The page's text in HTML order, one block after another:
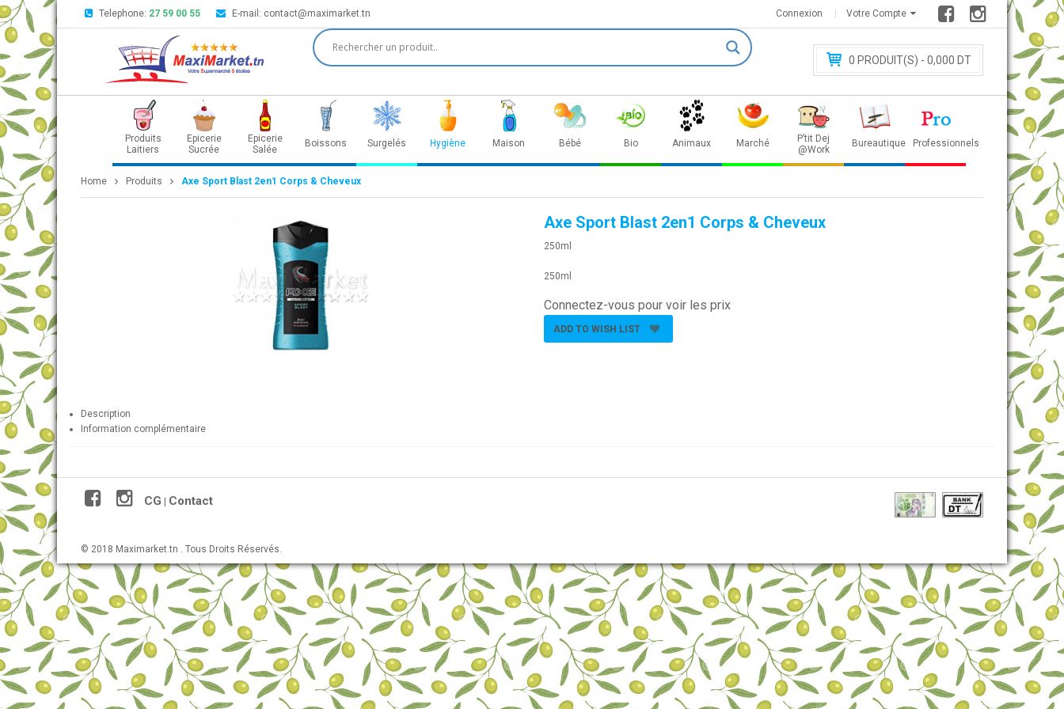
Telephone: 27 59 00 55 E-mail: contact@maximarket.tn Votre Compte
Connexion
0 PRODUIT(S) - 0,000 DT
Produits
Laitiers
Epicerie
Sucrée
Epicerie
Salée
Boissons Surgelés Hygiène Maison Bébé Bio Animaux Marché
P’tit Dej
@Work
Bureautique Professionnels
Home Produits Axe Sport Blast 2en1 Corps & Cheveux
Axe Sport Blast 2en1 Corps & Cheveux
250ml
250ml
Connectez-vous pour voir les prix
ADD TO WISH LIST
Description
Information complémentaire
CG Contact
© 2018 Maximarket.tn . Tous Droits Réservés.